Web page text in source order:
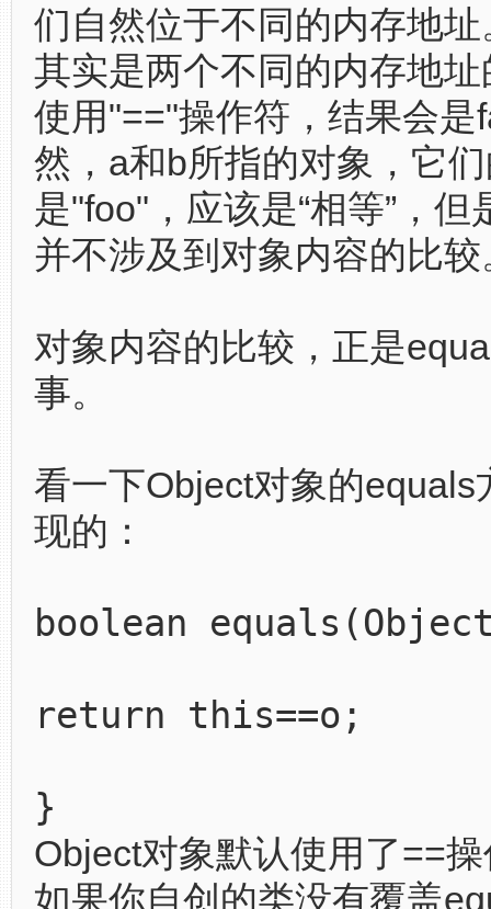
们自然位于不同的内存地
其实是两个不同的内存地
使用"=="操作符，结果会是
然，a和b所指的对象，它
是"foo"，应该是“相等”，但
并不涉及到对象内容的比较
对象内容的比较，正是
事。
看一下Object对象的equals
现的：
boolean
return this==o;
}
Object对象默认使用了==
如果你自创的类没有覆盖